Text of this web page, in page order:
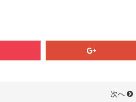
次へ